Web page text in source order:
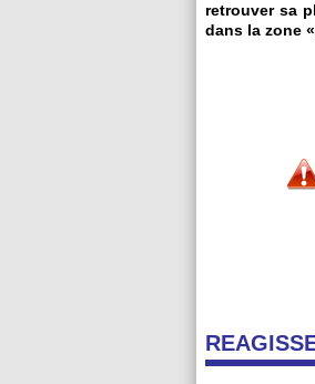
retrouver sa
dans la zone «